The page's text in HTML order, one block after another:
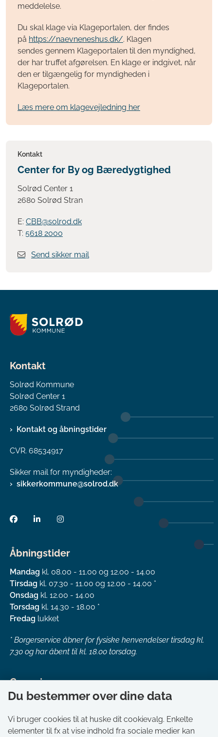
meddelelse.
Du skal klage via Klageportalen, der findes
på https://naevneneshus.dk/. Klagen
sendes gennem Klageportalen til den myndighed,
der har truffet afgørelsen. En klage er indgivet, når
den er tilgængelig for myndigheden i
Klageportalen.
Læs mere om klagevejledning her
Kontakt
Center for By og Bæredygtighed
Solrød Center 1
2680 Solrød Stran
E: CBB@solrod.dk
T: 5618 2000
Send sikker mail
Kontakt
Solrød Kommune
Solrød Center 1
2680 Solrød Strand
Kontakt og åbningstider
CVR. 68534917
Sikker mail for myndigheder:
sikkerkommune@solrod.dk
Åbningstider
Mandag kl. 08.00 - 11.00 og 12.00 - 14.00
Tirsdag kl. 07.30 - 11.00 og 12.00 - 14.00 *
Onsdag kl. 12.00 - 14.00
Torsdag kl. 14.30 - 18.00 *
Fredag lukket
* Borgerservice åbner for fysiske henvendelser tirsdag kl.
7.30 og har åbent til kl. 18.00 torsdag.
Genveje
Om kommunen
Aktuelt
Akut hjælp
Du bestemmer over dine data
Vi bruger cookies til at huske dit cookievalg. Enkelte
elementer til fx at vise indhold fra sociale medier kan